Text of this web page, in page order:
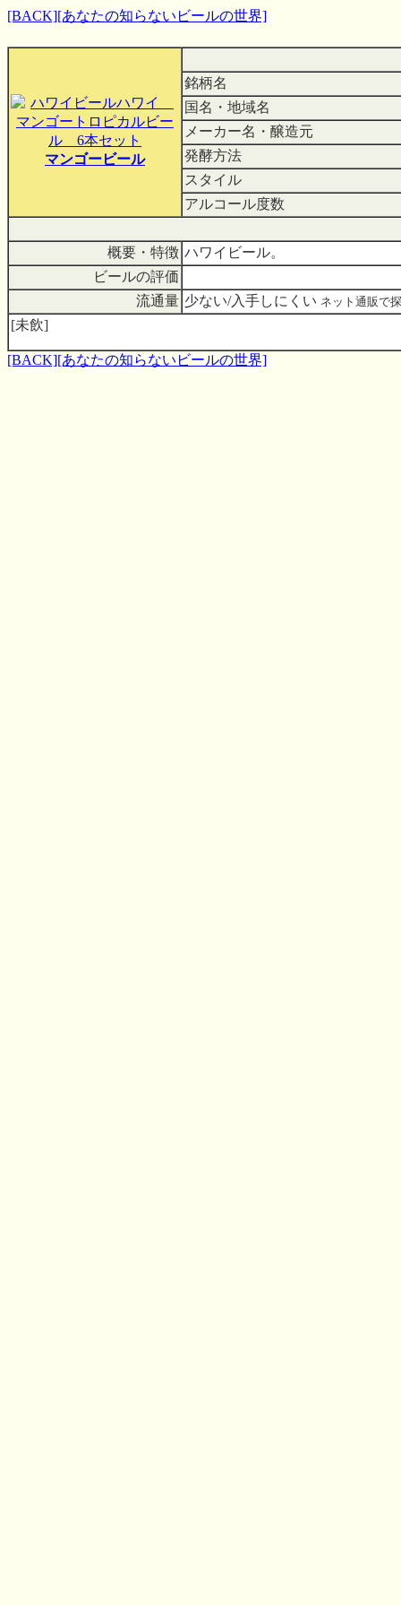
[BACK][あなたの知らないビールの世界]
マンゴービール
銘柄名
国名・地域名
メーカー名・醸造元
発酵方法
スタイル
アルコール度数
概要・特徴 ハワイビール。
ビールの評価
流通量 少ない/入手しにくい ネット通販で
[未飲]
[BACK][あなたの知らないビールの世界]